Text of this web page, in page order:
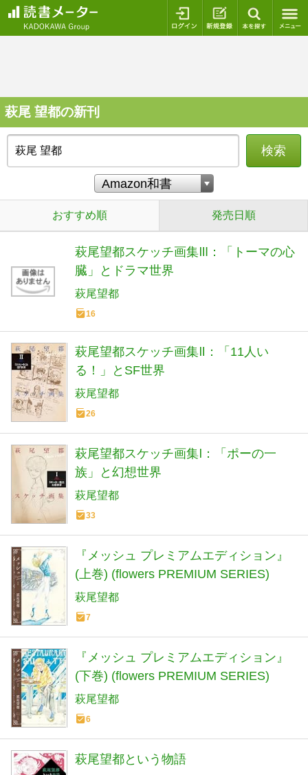
ログイン 新規登録
萩尾 望都の新刊
検索
おすすめ順 発売日順
萩尾望都スケッチ画集Ⅲ：「トーマの心
臓」とドラマ世界
萩尾望都
16
萩尾望都スケッチ画集Ⅱ：「11人い
る！」とSF世界
萩尾望都
26
萩尾望都スケッチ画集Ⅰ：「ポーの一
族」と幻想世界
萩尾望都
33
『メッシュ プレミアムエディション』
(上巻) (flowers PREMIUM SERIES)
萩尾望都
7
『メッシュ プレミアムエディション』
(下巻) (flowers PREMIUM SERIES)
萩尾望都
6
萩尾望都という物語